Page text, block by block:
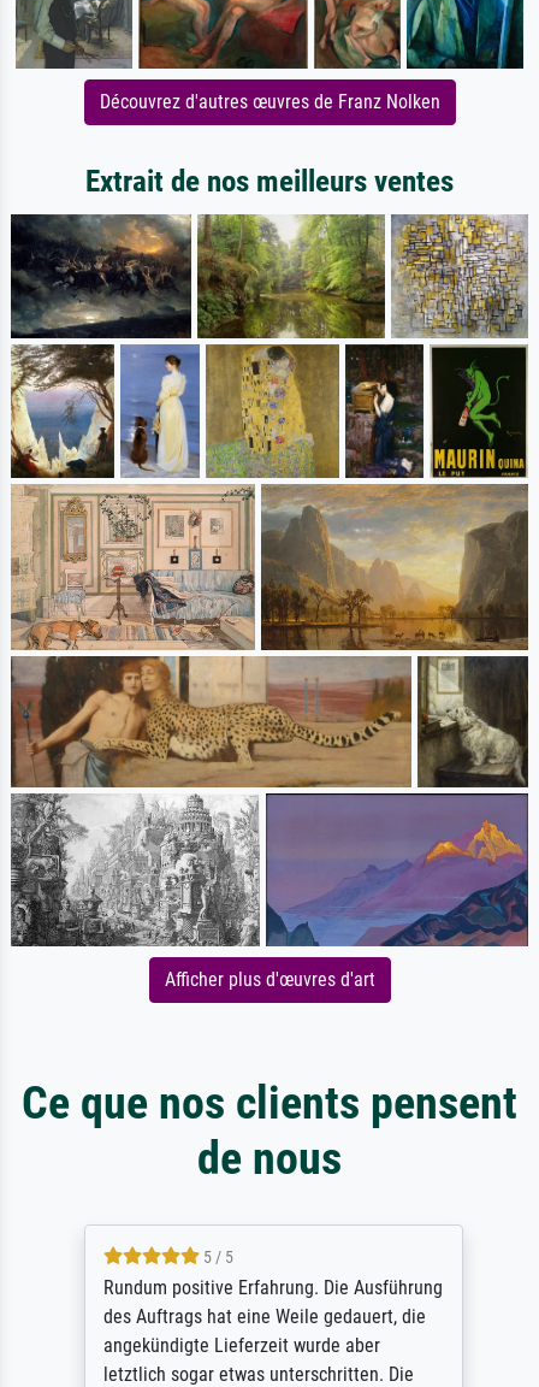
Découvrez d'autres œuvres de Franz Nolken
Extrait de nos meilleurs ventes
Afficher plus d'œuvres d'art
Ce que nos clients pensent
de nous
5 / 5
Rundum positive Erfahrung. Die Ausführung
des Auftrags hat eine Weile gedauert, die
angekündigte Lieferzeit wurde aber
letztlich sogar etwas unterschritten. Die